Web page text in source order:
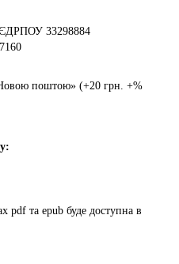
33298884
поштою» (+20 грн. +%
pdf та epub буде доступна в